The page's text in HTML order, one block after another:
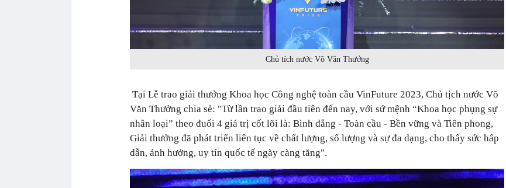
Chủ tích nước Võ Văn Thưởng
Tại Lễ trao giải thưởng Khoa học Công nghệ toàn cầu VinFuture 2023, Chủ tịch nước Võ
Văn Thưởng chia sẻ: "Từ lần trao giải đầu tiên đến nay, với sứ mệnh “Khoa học phụng sự
nhân loại” theo đuổi 4 giá trị cốt lõi là: Bình đẳng - Toàn cầu - Bền vững và Tiên phong,
Giải thưởng đã phát triển liên tục về chất lượng, số lượng và sự đa dạng, cho thấy sức hấp
dẫn, ảnh hưởng, uy tín quốc tế ngày càng tăng".